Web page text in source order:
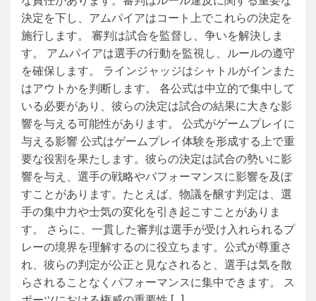
決定を下し、アムパイアはコート上でこれらの決定を
施行します。 審判は試合を監督し、争いを解決しま
す。 アムパイアは選手の行動を監視し、ルールの遵守
を確保します。 ラインジャッジはシャトルがインまた
はアウトかを判断します。 各公式は中立的で集中して
いる必要があり、彼らの決定は試合の結果に大きな影
響を与える可能性があります。 公式がゲームプレイに
与える影響 公式はゲームプレイ体験を形成する上で重
要な役割を果たします。彼らの決定は試合の勢いに影
響を与え、選手の戦略やパフォーマンスに影響を及ぼ
すことがあります。たとえば、物議を醸す判定は、選
手の集中力や士気の変化を引き起こすことがありま
す。 さらに、一貫した審判は選手が受け入れられるプ
レーの境界を理解するのに役立ちます。公式が尊重さ
れ、彼らの判定が公正と見なされると、選手は気を散
らされることなくパフォーマンスに集中できます。 ス